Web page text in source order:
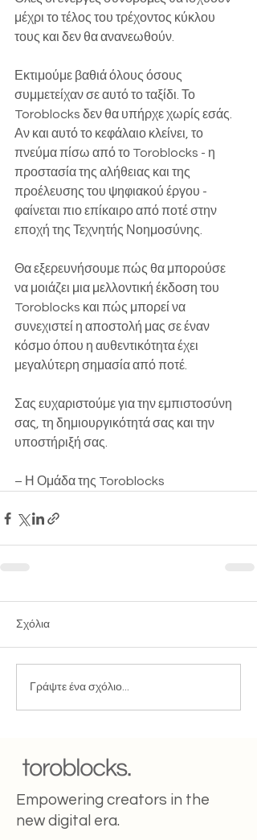
μέχρι το τέλος του τρέχοντος κύκλου
τους και δεν θα ανανεωθούν.
Εκτιμούμε βαθιά όλους όσους
συμμετείχαν σε αυτό το ταξίδι. Το
Toroblocks δεν θα υπήρχε χωρίς εσάς.
Αν και αυτό το κεφάλαιο κλείνει, το
πνεύμα πίσω από το Toroblocks - η
προστασία της αλήθειας και της
προέλευσης του ψηφιακού έργου -
φαίνεται πιο επίκαιρο από ποτέ στην
εποχή της Τεχνητής Νοημοσύνης.
Θα εξερευνήσουμε πώς θα μπορούσε
να μοιάζει μια μελλοντική έκδοση του
Toroblocks και πώς μπορεί να
συνεχιστεί η αποστολή μας σε έναν
κόσμο όπου η αυθεντικότητα έχει
μεγαλύτερη σημασία από ποτέ.
Σας ευχαριστούμε για την εμπιστοσύνη
σας, τη δημιουργικότητά σας και την
υποστήριξή σας.
– Η Ομάδα της Toroblocks
Σχόλια
Γράψτε ένα σχόλιο...
Empowering creators in the
new digital era.